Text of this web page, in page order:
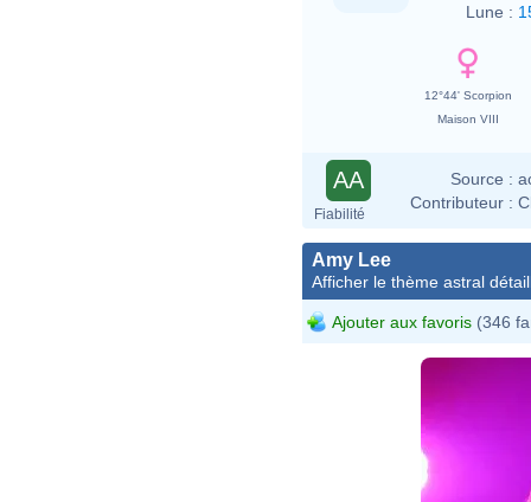
Lune :
12°44' Scorpion
Maison VIII
AA
Fiabilité
Source :
Contributeur :
Amy Lee
Afficher le thème astral
Ajouter aux favoris (346